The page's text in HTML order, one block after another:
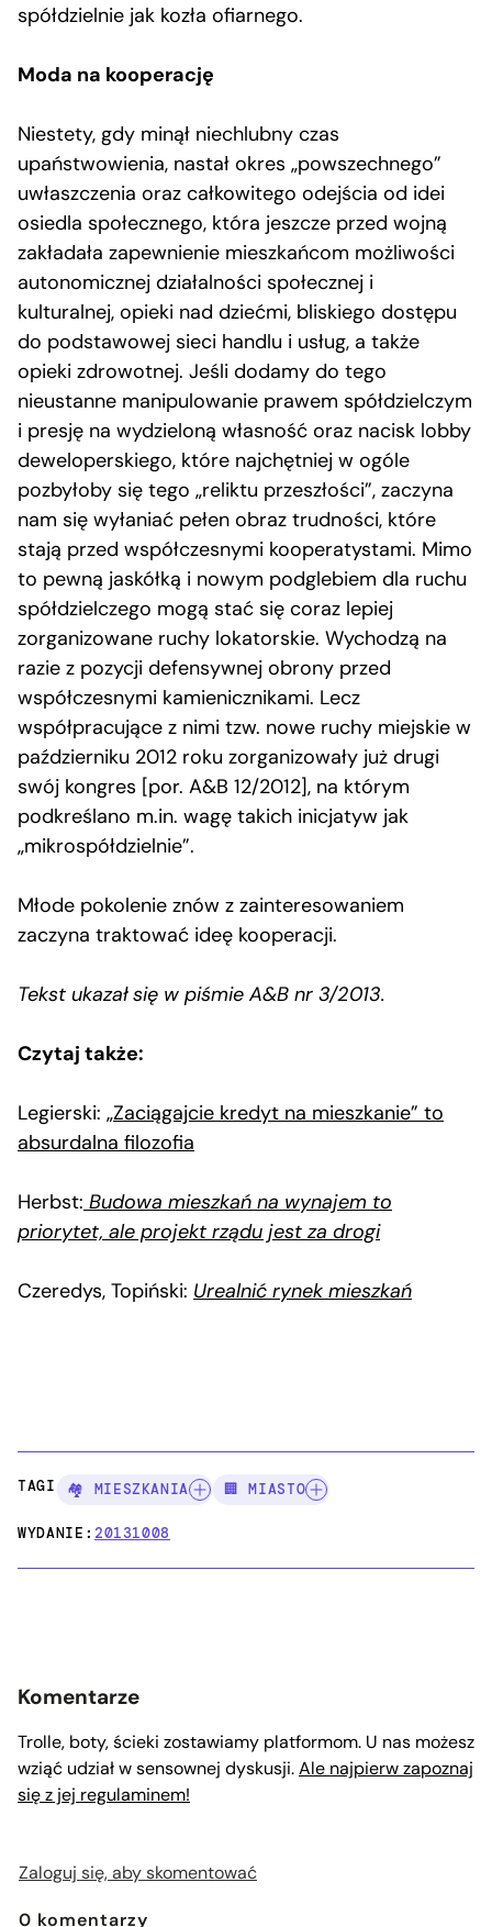
spółdzielnie jak kozła ofiarnego.
Moda na kooperację
Niestety, gdy minął niechlubny czas
upaństwowienia, nastał okres „powszechnego”
uwłaszczenia oraz całkowitego odejścia od idei
osiedla społecznego, która jeszcze przed wojną
zakładała zapewnienie mieszkańcom możliwości
autonomicznej działalności społecznej i
kulturalnej, opieki nad dziećmi, bliskiego dostępu
do podstawowej sieci handlu i usług, a także
opieki zdrowotnej. Jeśli dodamy do tego
nieustanne manipulowanie prawem spółdzielczym
i presję na wydzieloną własność oraz nacisk lobby
deweloperskiego, które najchętniej w ogóle
pozbyłoby się tego „reliktu przeszłości”, zaczyna
nam się wyłaniać pełen obraz trudności, które
stają przed współczesnymi kooperatystami. Mimo
to pewną jaskółką i nowym podglebiem dla ruchu
spółdzielczego mogą stać się coraz lepiej
zorganizowane ruchy lokatorskie. Wychodzą na
razie z pozycji defensywnej obrony przed
współczesnymi kamienicznikami. Lecz
współpracujące z nimi tzw. nowe ruchy miejskie w
październiku 2012 roku zorganizowały już drugi
swój kongres [por. A&B 12/2012], na którym
podkreślano m.in. wagę takich inicjatyw jak
„mikrospółdzielnie”.
Młode pokolenie znów z zainteresowaniem
zaczyna traktować ideę kooperacji.
Tekst ukazał się w piśmie A&B nr 3/2013.
Czytaj także:
Legierski: „Zaciągajcie kredyt na mieszkanie” to
absurdalna filozofia
Herbst: Budowa mieszkań na wynajem to
priorytet, ale projekt rządu jest za drogi
Czeredys, Topiński: Urealnić rynek mieszkań
TAGI: 🏘️ MIESZKANIA 🏢 MIASTO
WYDANIE:20131008
Komentarze
Trolle, boty, ścieki zostawiamy platformom. U nas możesz
wziąć udział w sensownej dyskusji.Ale najpierw zapoznaj
się z jej regulaminem!
Zaloguj się, aby skomentować
0 komentarzy